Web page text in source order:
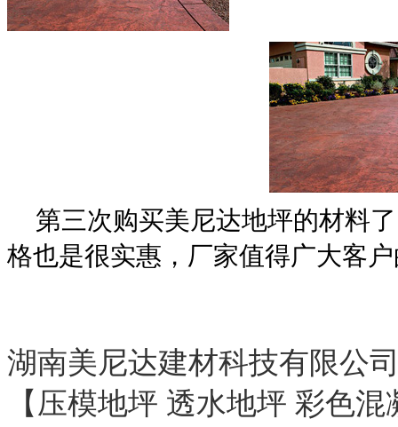
第三次购买美尼达地坪的材料
格也是很实惠，厂家值得广大客
湖南美尼达建材科技有限公
【压模地坪 透水地坪 彩色